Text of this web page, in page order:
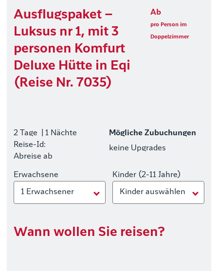
Ausflugspaket –
Luksus nr 1, mit 3
personen Komfurt
Deluxe Hütte in Eqi
(Reise Nr. 7035)
Ab
pro Person im
Doppelzimmer
2 Tage
| 1 Nächte
Reise-Id:
Abreise ab
Mögliche Zubuchungen
keine Upgrades
Erwachsene
1 Erwachsener
Kinder (2-11 Jahre)
Kinder auswählen
Wann wollen Sie reisen?